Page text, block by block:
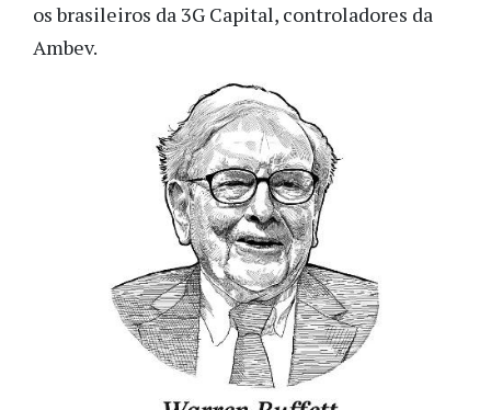
os brasileiros da 3G Capital, controladores da
Ambev.